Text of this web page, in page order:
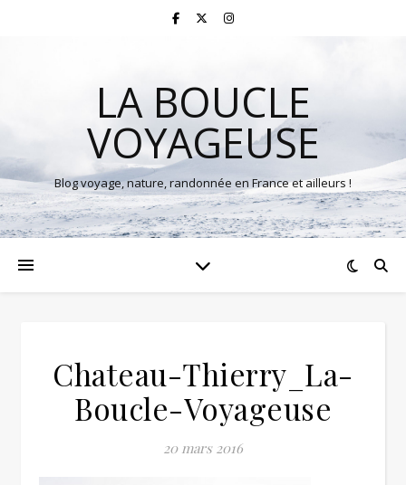
LA BOUCLE
VOYAGEUSE
Blog voyage, nature, randonnée en France et ailleurs !
Chateau-Thierry_La-
Boucle-Voyageuse
20 mars 2016